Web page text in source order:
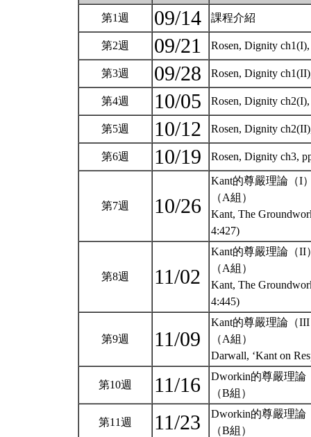
第1週 09/14 課程介紹
第2週 09/21 Rosen, Dignity
第3週 09/28 Rosen, Dignity
第4週 10/05 Rosen, Dignity
第5週 10/12 Rosen, Dignity
第6週 10/19 Rosen, Dignity ch3,
第7週 10/26
Kant的尊嚴理論（I
（A組）
Kant, The
4:427)
第8週 11/02
Kant的尊嚴理論（II
（A組）
Kant, The
4:445)
第9週 11/09
Kant的尊嚴理論（
（A組）
Darwall, ‘Kant on
第10週 11/16
Dworkin的尊嚴理論
（B組）
第11週 11/23
Dworkin的尊嚴理論
（B組）